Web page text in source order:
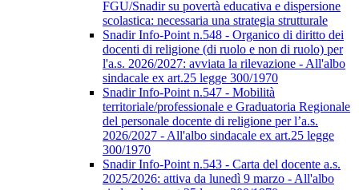
FGU/Snadir su povertà educativa e dispersione
scolastica: necessaria una strategia strutturale
Snadir Info-Point n.548 - Organico di diritto dei
docenti di religione (di ruolo e non di ruolo) per
l'a.s. 2026/2027: avviata la rilevazione - All'albo
sindacale ex art.25 legge 300/1970
Snadir Info-Point n.547 - Mobilità
territoriale/professionale e Graduatoria Regionale
del personale docente di religione per l’a.s.
2026/2027 - All'albo sindacale ex art.25 legge
300/1970
Snadir Info-Point n.543 - Carta del docente a.s.
2025/2026: attiva da lunedì 9 marzo - All'albo